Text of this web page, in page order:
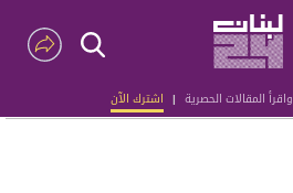
المقالات الحصرية | اشترك الآن
Advertisement